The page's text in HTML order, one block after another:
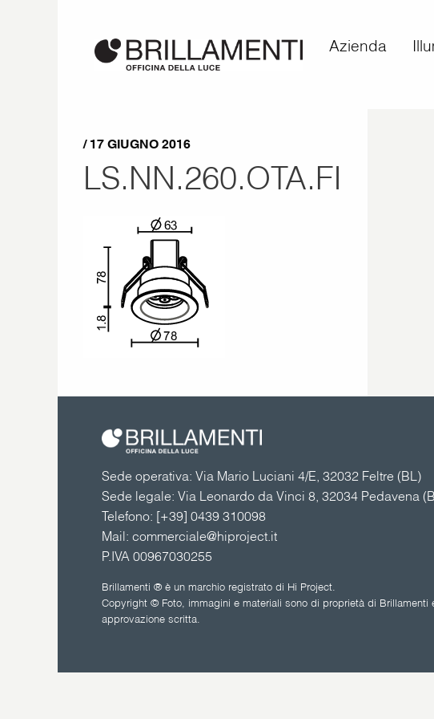
Azienda
/ 17 GIUGNO 2016
LS.NN.260.OTA.FI
Sede operativa: Via Mario Luciani 4/E, 32032 Feltre (BL)
Sede legale: Via Leonardo da Vinci 8, 32034 Pedavena
Telefono: [+39] 0439 310098
Mail: commerciale@hiproject.it
P.IVA 00967030255
Brillamenti ® è un marchio registrato di Hi Project.
Copyright © Foto, immagini e materiali sono di proprietà di
approvazione scritta.